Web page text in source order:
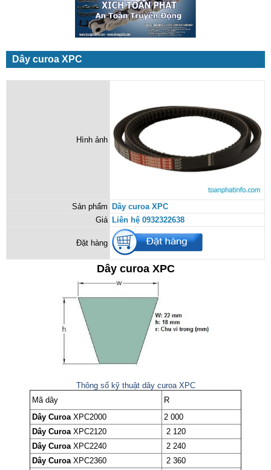
Dây curoa XPC
Hình ảnh
Sản phẩm
Dây curoa XPC
Giá Liên hệ 0932322638
Đặt hàng
Dây curoa XPC
Thông số kỹ thuật dây curoa XPC
Mã dây
R
Dây Curoa XPC2000
2 000
Dây Curoa XPC2120
2 120
Dây Curoa XPC2240
2 240
Dây Curoa XPC2360
2 360